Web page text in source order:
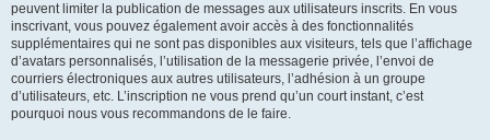
peuvent limiter la publication de messages aux utilisateurs inscrits. En vous
inscrivant, vous pouvez également avoir accès à des fonctionnalités
supplémentaires qui ne sont pas disponibles aux visiteurs, tels que l’affichage
d’avatars personnalisés, l’utilisation de la messagerie privée, l’envoi de
courriers électroniques aux autres utilisateurs, l’adhésion à un groupe
d’utilisateurs, etc. L’inscription ne vous prend qu’un court instant, c’est
pourquoi nous vous recommandons de le faire.